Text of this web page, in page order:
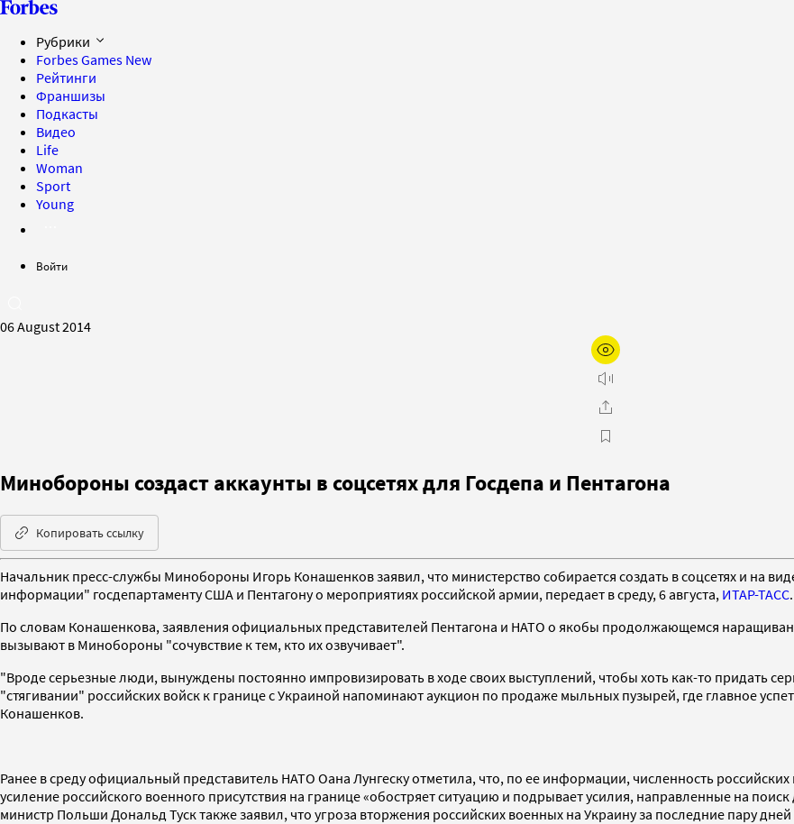
Рубрики
Forbes Games New
Рейтинги
Франшизы
Подкасты
Видео
Life
Woman
Sport
Young
Войти
06 August 2014
Минобороны создаст аккаунты в соцсетях для Госдепа и Пентагона
Копировать ссылку
Начальник пресс-службы Минобороны Игорь Конашенков заявил, что министерство собирается создать в соцсетях и на
информации" госдепартаменту США и Пентагону о мероприятиях российской армии, передает в среду, 6 августа, ИТАР-ТАСС.
По словам Конашенкова, заявления официальных представителей Пентагона и НАТО о якобы продолжающемся
вызывают в Минобороны "сочувствие к тем, кто их озвучивает".
"Вроде серьезные люди, вынуждены постоянно импровизировать в ходе своих выступлений, чтобы хоть как-то придать
"стягивании" российских войск к границе с Украиной напоминают аукцион по продаже мыльных пузырей, где главное
Конашенков.
Ранее в среду официальный представитель НАТО Оана Лунгеску отметила, что, по ее информации, численность
усиление российского военного присутствия на границе «обостряет ситуацию и подрывает усилия, направленные на
министр Польши Дональд Туск также заявил, что угроза вторжения российских военных на Украину за последние пару